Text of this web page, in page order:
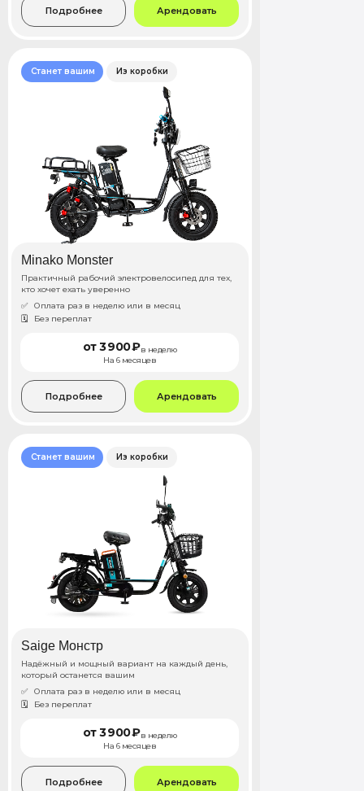
Подробнее Арендовать
Станет вашим
от 3 900 ₽в неделю
На 6 месяцев
Minako Monster
Практичный рабочий электровелосипед для тех,
кто хочет ехать уверенно
Без переплат
Оплата раз в неделю или в месяц
🗓️
✅
Подробнее Арендовать
Из коробки
Станет вашим
от 3 900 ₽в неделю
На 6 месяцев
Saige Монстр
Надёжный и мощный вариант на каждый день,
который останется вашим
Без переплат
Оплата раз в неделю или в месяц
🗓️
✅
Подробнее Арендовать
Из коробки
Аренда велосипедов